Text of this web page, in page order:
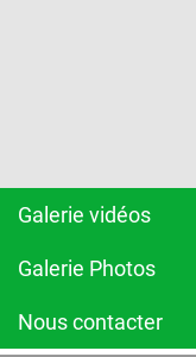
Galerie vidéos
Galerie Photos
Nous contacter